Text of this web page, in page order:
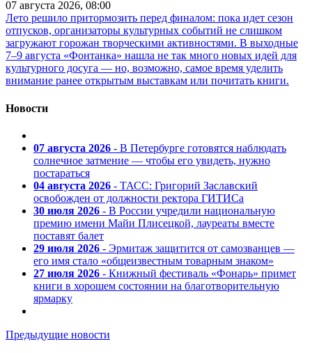
07 августа 2026, 08:00
Лето решило притормозить перед финалом: пока идет сезон
отпусков, организаторы культурных событий не слишком
загружают горожан творческими активностями. В выходные
7–9 августа «Фонтанка» нашла не так много новых идей для
культурного досуга — но, возможно, самое время уделить
внимание ранее открытым выставкам или почитать книги.
Новости
07 августа 2026 - В Петербурге готовятся наблюдать
солнечное затмение — чтобы его увидеть, нужно
постараться
04 августа 2026 - ТАСС: Григорий Заславский
освобожден от должности ректора ГИТИСа
30 июля 2026 - В России учредили национальную
премию имени Майи Плисецкой, лауреаты вместе
поставят балет
29 июля 2026 - Эрмитаж защитится от самозванцев —
его имя стало «общеизвестным товарным знаком»
27 июля 2026 - Книжный фестиваль «Фонарь» примет
книги в хорошем состоянии на благотворительную
ярмарку
Предыдущие новости